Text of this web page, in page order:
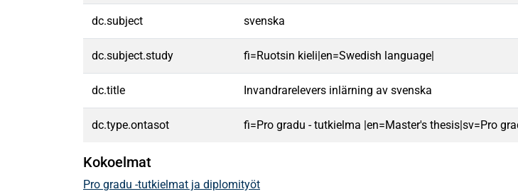
dc.subject svenska
dc.subject.study fi=Ruotsin kieli|en=Swedish language|
dc.title Invandrarelevers inlärning av svenska
dc.type.ontasot fi=Pro gradu - tutkielma |en=Master's thesis|sv=Pro
Kokoelmat
Pro gradu -tutkielmat ja diplomityöt